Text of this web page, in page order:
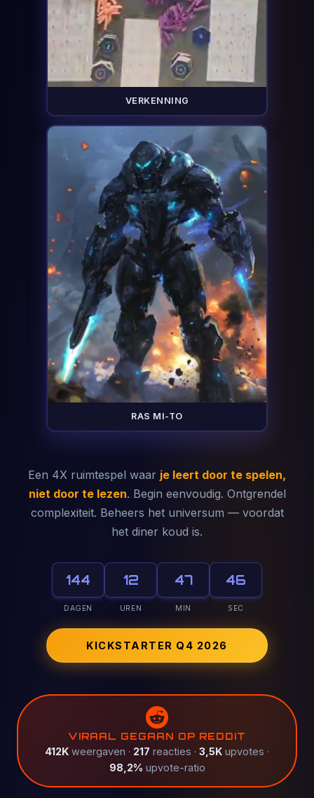
VERKENNING
RAS MI-TO
Een 4X ruimtespel waar je leert door te spelen,
niet door te lezen. Begin eenvoudig. Ontgrendel
complexiteit. Beheers het universum — voordat
het diner koud is.
144
DAGEN
12
UREN
47
MIN
42
SEC
KICKSTARTER Q4 2026
VIRAAL GEGAAN OP REDDIT
412K weergaven · 217 reacties · 3,5K upvotes ·
98,2% upvote-ratio